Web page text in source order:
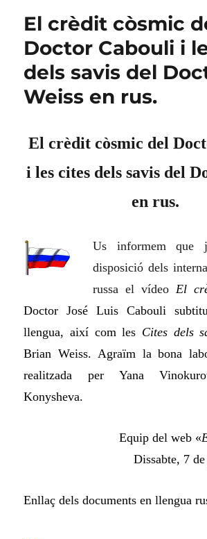
El crèdit còsmic
Doctor Cabouli i
dels savis del
Weiss en rus.
El crèdit còsmic del
i les cites dels savis del
en rus.
Us informem
disposició dels
russa el vídeo El
Doctor José Luis Cabouli
llengua, així com les Cites dels
Brian Weiss. Agraïm la bona
realitzada per Yana
Konysheva.
Equip del web «
Dissabte, 7
Enllaç dels documents en llengua